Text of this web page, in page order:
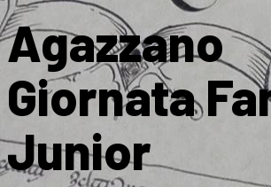
Agazzano
Giornata
Junior